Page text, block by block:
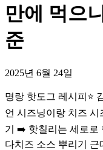
만에 먹으
준
2025년 6월 24일
명랑 핫도그 레시피⭐️
언 시즈닝이랑 치즈
기 ➡️ 핫칠리는 세로로
다치즈 소스 뿌리기